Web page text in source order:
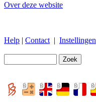
Over deze website
Help | Contact | Instellingen